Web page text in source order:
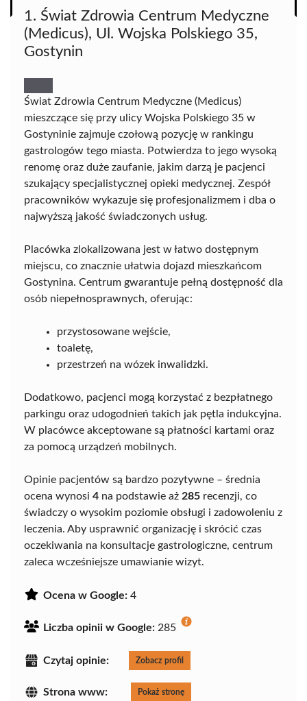
1. Świat Zdrowia Centrum Medyczne
(Medicus), Ul. Wojska Polskiego 35,
Gostynin
Świat Zdrowia Centrum Medyczne (Medicus)
mieszczące się przy ulicy Wojska Polskiego 35 w
Gostyninie zajmuje czołową pozycję w rankingu
gastrologów tego miasta. Potwierdza to jego wysoką
renomę oraz duże zaufanie, jakim darzą je pacjenci
szukający specjalistycznej opieki medycznej. Zespół
pracowników wykazuje się profesjonalizmem i dba o
najwyższą jakość świadczonych usług.
Placówka zlokalizowana jest w łatwo dostępnym
miejscu, co znacznie ułatwia dojazd mieszkańcom
Gostynina. Centrum gwarantuje pełną dostępność dla
osób niepełnosprawnych, oferując:
przystosowane wejście,
toaletę,
przestrzeń na wózek inwalidzki.
Dodatkowo, pacjenci mogą korzystać z bezpłatnego
parkingu oraz udogodnień takich jak pętla indukcyjna.
W placówce akceptowane są płatności kartami oraz
za pomocą urządzeń mobilnych.
Opinie pacjentów są bardzo pozytywne – średnia
ocena wynosi 4 na podstawie aż 285 recenzji, co
świadczy o wysokim poziomie obsługi i zadowoleniu z
leczenia. Aby usprawnić organizację i skrócić czas
oczekiwania na konsultacje gastrologiczne, centrum
zaleca wcześniejsze umawianie wizyt.
Ocena w Google: 4
Liczba opinii w Google: 285
Czytaj opinie: Zobacz profil
Strona www: Pokaż stronę